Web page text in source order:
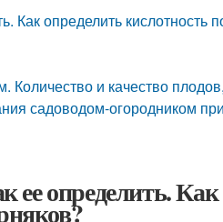
Как определить
Количество и качество
садоводом-огородником
ее определить.